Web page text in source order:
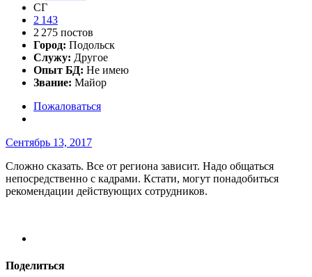
СГ
2 143
2 275 постов
Город: Подольск
Служу: Другое
Опыт БД: Не имею
Звание: Майор
Пожаловаться
Сентябрь 13, 2017
Сложно сказать. Все от региона зависит. Надо общаться
непосредственно с кадрами. Кстати, могут понадобиться
рекомендации действующих сотрудников.
Поделиться